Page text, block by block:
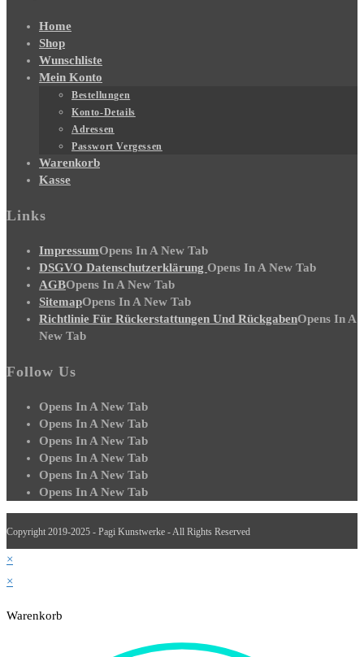
Home
Shop
Wunschliste
Mein Konto
Bestellungen
Konto-Details
Adressen
Passwort Vergessen
Warenkorb
Kasse
Links
ImpressumOpens In A New Tab
DSGVO Datenschutzerklärung Opens In A New Tab
AGBOpens In A New Tab
SitemapOpens In A New Tab
Richtlinie Für Rückerstattungen Und RückgabenOpens In A
New Tab
Follow Us
Opens In A New Tab
Opens In A New Tab
Opens In A New Tab
Opens In A New Tab
Opens In A New Tab
Opens In A New Tab
Copyright 2019-2025 - Pagi Kunstwerke - All Rights Reserved
×
×
Warenkorb